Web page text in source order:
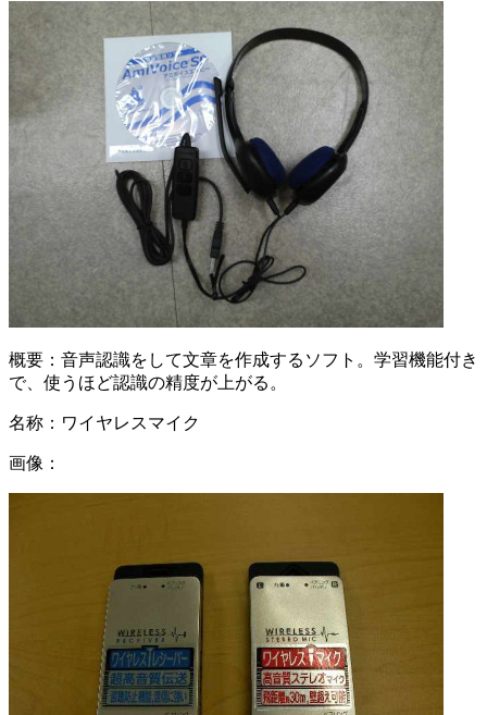
概要： 音声認識をして文章を作成するソフト。学習機能付き
で、使うほど認識の精度が上がる。
名称： ワイヤレスマイク
画像：